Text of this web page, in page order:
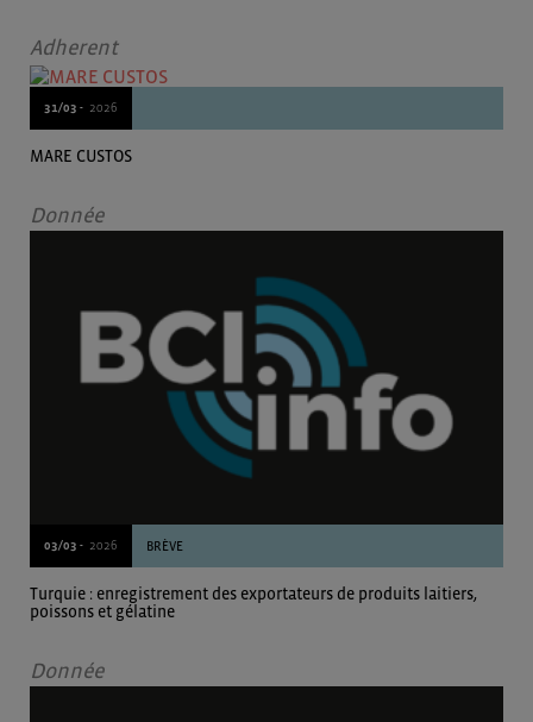
Adherent
31/03 - 2026
MARE CUSTOS
Donnée
03/03 - 2026 BRÈVE
Turquie : enregistrement des exportateurs de produits laitiers,
poissons et gélatine
Donnée